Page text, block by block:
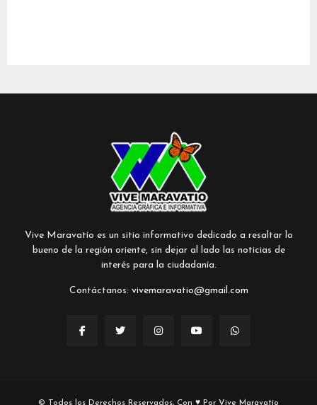
Vive Maravatío es un sitio informativo dedicado a resaltar lo
bueno de la región oriente, sin dejar al lado las noticias de
interés para la ciudadanía.
Contáctanos: vivemaravatio@gmail.com
© Todos los Derechos Reservados, Con ♥ Por Vive Maravatío